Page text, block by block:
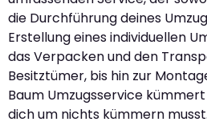
die Durchführung deines
Erstellung eines individuellen
das Verpacken und den
Besitztümer, bis hin zur
Baum Umzugsservice
dich um nichts kümmern musst.